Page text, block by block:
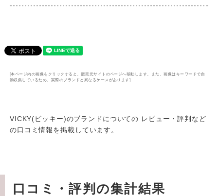
[本ページ内の画像をクリックすると、販売元サイトのページへ移動します。また、画像はキーワードで自
動収集しているため、実際のブランドと異なるケースがあります]
VICKY(ビッキー)のブランドについての レビュー・評判など
の口コミ情報を掲載しています。
口コミ・評判の集計結果